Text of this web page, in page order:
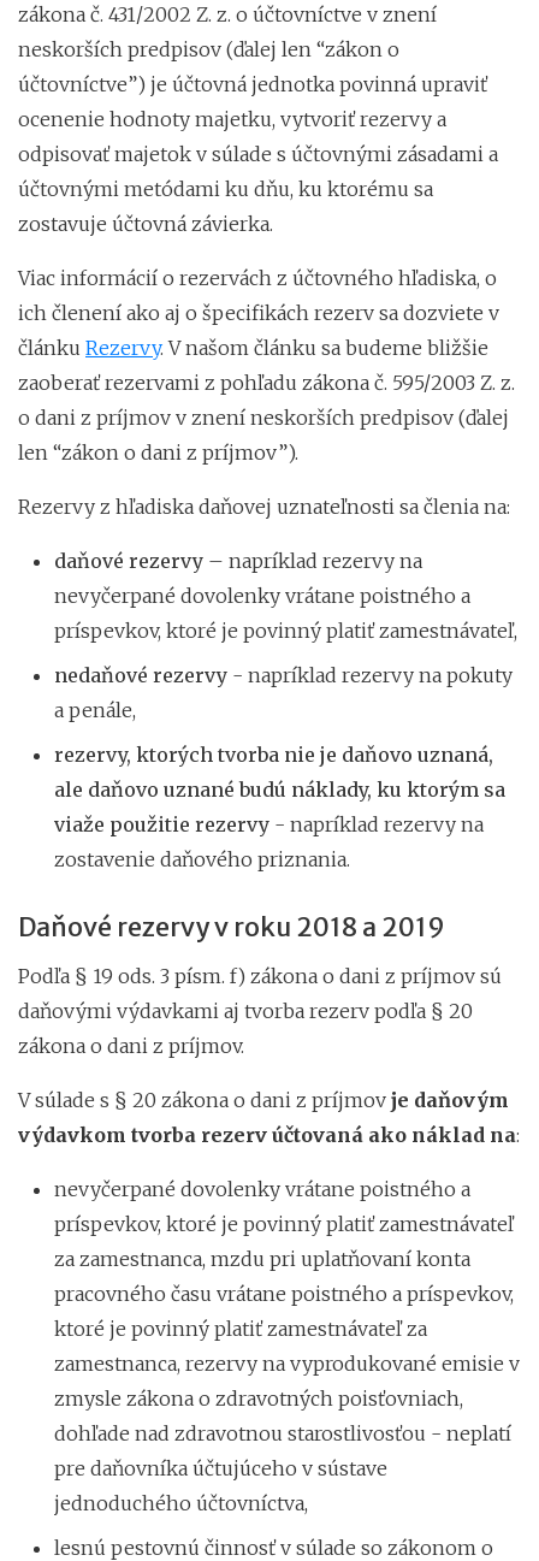
zákona č. 431/2002 Z. z. o účtovníctve v znení
neskorších predpisov (ďalej len “zákon o
účtovníctve”) je účtovná jednotka povinná upraviť
ocenenie hodnoty majetku, vytvoriť rezervy a
odpisovať majetok v súlade s účtovnými zásadami a
účtovnými metódami ku dňu, ku ktorému sa
zostavuje účtovná závierka.
Viac informácií o rezervách z účtovného hľadiska, o
ich členení ako aj o špecifikách rezerv sa dozviete v
článku Rezervy. V našom článku sa budeme bližšie
zaoberať rezervami z pohľadu zákona č. 595/2003 Z. z.
o dani z príjmov v znení neskorších predpisov (ďalej
len “zákon o dani z príjmov”).
Rezervy z hľadiska daňovej uznateľnosti sa členia na:
daňové rezervy – napríklad rezervy na
nevyčerpané dovolenky vrátane poistného a
príspevkov, ktoré je povinný platiť zamestnávateľ,
nedaňové rezervy - napríklad rezervy na pokuty
a penále,
rezervy, ktorých tvorba nie je daňovo uznaná,
ale daňovo uznané budú náklady, ku ktorým sa
viaže použitie rezervy - napríklad rezervy na
zostavenie daňového priznania.
Daňové rezervy v roku 2018 a 2019
Podľa § 19 ods. 3 písm. f) zákona o dani z príjmov sú
daňovými výdavkami aj tvorba rezerv podľa § 20
zákona o dani z príjmov.
V súlade s § 20 zákona o dani z príjmov je daňovým
výdavkom tvorba rezerv účtovaná ako náklad na:
nevyčerpané dovolenky vrátane poistného a
príspevkov, ktoré je povinný platiť zamestnávateľ
za zamestnanca, mzdu pri uplatňovaní konta
pracovného času vrátane poistného a príspevkov,
ktoré je povinný platiť zamestnávateľ za
zamestnanca, rezervy na vyprodukované emisie v
zmysle zákona o zdravotných poisťovniach,
dohľade nad zdravotnou starostlivosťou - neplatí
pre daňovníka účtujúceho v sústave
jednoduchého účtovníctva,
lesnú pestovnú činnosť v súlade so zákonom o